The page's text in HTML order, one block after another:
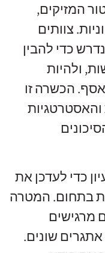
המזיקים,
צוותים
כדי להבין
ולהיות
הכשרה זו
כדי לעדכן את
בתחום. המטרה
מרגישים
שונים.